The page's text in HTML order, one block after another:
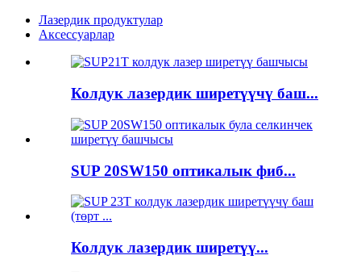
Лазердик продуктулар
Аксессуарлар
Колдук лазердик ширетүүчү баш...
SUP 20SW150 оптикалык фиб...
Колдук лазердик ширетүү...